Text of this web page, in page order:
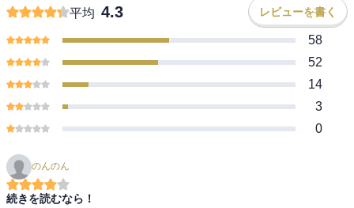
平均 4.3 レビューを書く
58
52
14
3
0
のんのん
続きを読むなら！